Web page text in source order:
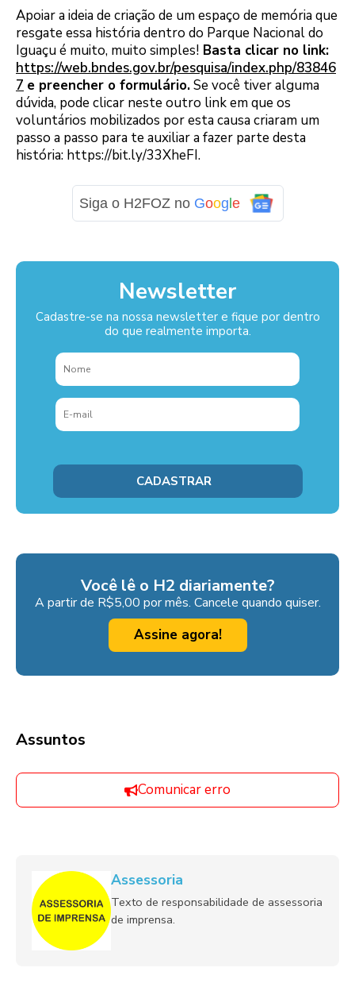
Apoiar a ideia de criação de um espaço de memória que
resgate essa história dentro do Parque Nacional do
Iguaçu é muito, muito simples! Basta clicar no link:
https://web.bndes.gov.br/pesquisa/index.php/83846
7 e preencher o formulário.Se você tiver alguma
dúvida, pode clicar neste outro link em que os
voluntários mobilizados por esta causa criaram um
passo a passo para te auxiliar a fazer parte desta
história: https://bit.ly/33XheFI.
Siga o H2FOZ no Google
Newsletter
Cadastre-se na nossa newsletter e fique por dentro
do que realmente importa.
Você lê o H2 diariamente?
A partir de R$5,00 por mês. Cancele quando quiser.
Assine agora!
Assuntos
Comunicar erro
Assessoria
Texto de responsabilidade de assessoria
de imprensa.